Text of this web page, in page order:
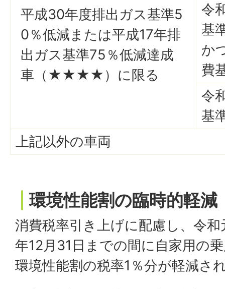
平成30年度排出ガス基準5
0％低減または平成17年排
出ガス基準75％低減達成
車（★★★★）に限る
令
基
か
費
令
基
上記以外の車両
環境性能割の臨時的軽減
消費税率引き上げに配慮し、令
年12月31日までの間に自家用の
環境性能割の税率1％分が軽減さ